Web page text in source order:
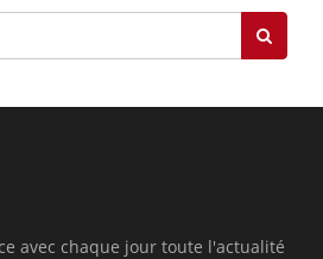
avec chaque jour toute l'actualité